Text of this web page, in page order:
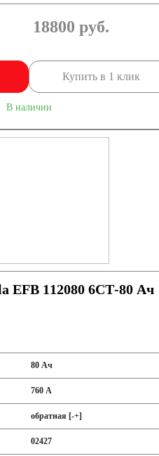
18800 руб.
Купить в 1 клик
В наличии
EFB 112080 6СТ-80 Ач
80 Ач
760 А
обратная [-+]
02427